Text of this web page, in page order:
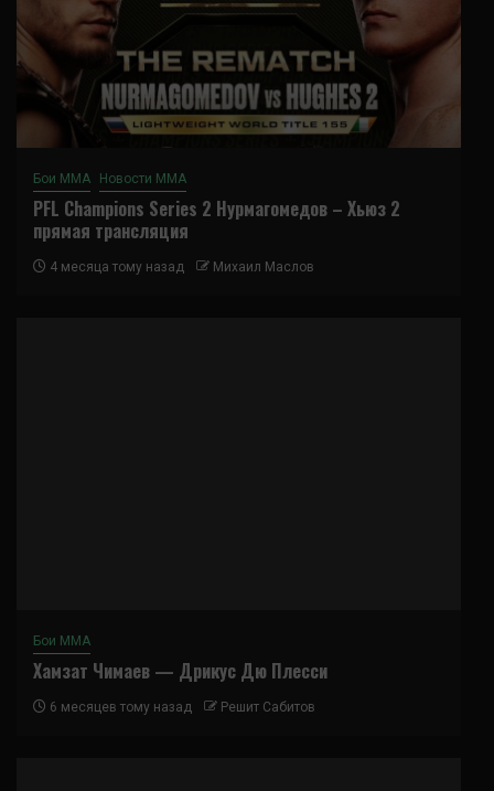
Бои ММА Новости ММА
PFL Champions Series 2 Нурмагомедов – Хьюз 2
прямая трансляция
4 месяца тому назад Михаил Маслов
Бои ММА
Хамзат Чимаев — Дрикус Дю Плесси
6 месяцев тому назад Решит Сабитов